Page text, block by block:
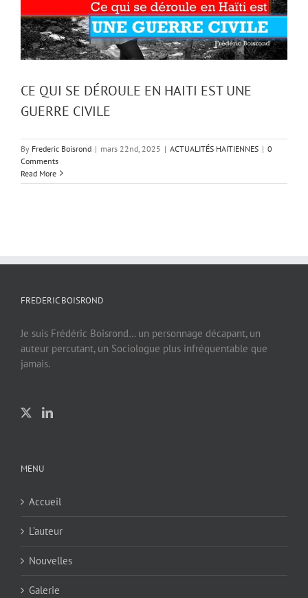
CE QUI SE DÉROULE EN HAITI EST UNE
GUERRE CIVILE
By Frederic Boisrond | mars 22nd, 2025 | ACTUALITÉS HAITIENNES | 0
Comments
Read More
FREDERIC BOISROND
Je suis Frédéric Boisrond… un personnage décapant, un
auteur percutant, un Sociologue plus infréquentable que
jamais.
MENU
Accueil
L’auteur
Nouvelles
Galerie